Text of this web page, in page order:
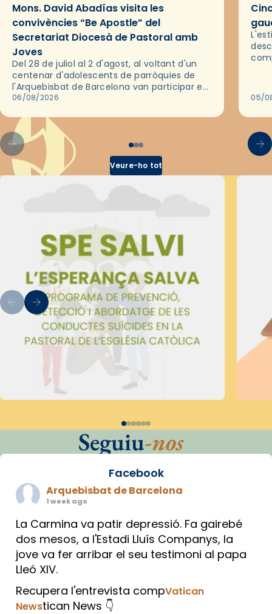
Mons. David Abadías visita les
convivències “Be Apostle” del
Secretariat Diocesà de Pastoral amb
Joves
Del 28 de juliol al 2 d'agost, al voltant d'un
centenar d'adolescents de parròquies de
l'Arquebisbat de Barcelona van participar en
les convivències Be Apostle, organitzades
06/08/2026 05/
Veure-ho tot
Seguiu-nos
Facebook
Arquebisbat de Barcelona
1 week ago
La Carmina va patir depressió. Fa gairebé
dos mesos, a l'Estadi Lluís Companys, la
jove va fer arribar el seu testimoni al papa
Lleó XIV.
Recupera l'entrevista compVatican
Newstican News 👇